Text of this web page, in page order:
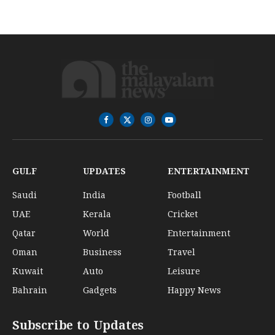
Facebook
X
(Twitter)
InstagramYouTube
GULF
Saudi
UAE
Qatar
Oman
Kuwait
Bahrain
UPDATES
India
Kerala
World
Business
Auto
Gadgets
ENTERTAINMENT
Football
Cricket
Entertainment
Travel
Leisure
Happy News
Subscribe to Updates